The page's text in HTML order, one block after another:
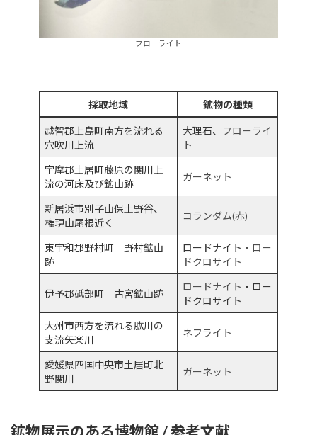
フローライト
採取地域 鉱物の種類
越智郡上島町南方を流れる
穴吹川上流
大理石、
フローライ
ト
宇摩郡土居町藤原の関川上
流の河床及び鉱山跡
ガーネット
新居浜市別子山保土野谷、
権現山尾根近く
コランダム(赤)
東宇和郡野村町 野村鉱山
跡
ロードナイト ・ロー
ドクロサイト
伊予郡砥部町 古宮鉱山跡
ロードナイト ・ロー
ドクロサイト
大州市西方を流れる肱川の
支流矢楽川
ネフライト
愛媛県四国中央市土居町北
野関川
ガーネット
鉱物展示のある博物館 / 参考文献